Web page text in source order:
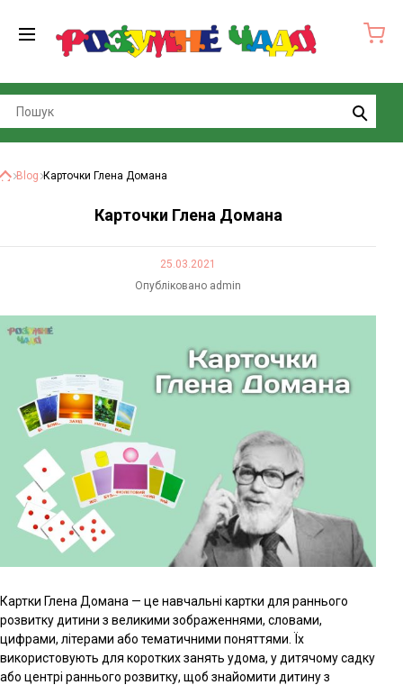
Головна
Blog Карточки Глена Домана
Карточки Глена Домана
25.03.2021
Опубліковано admin
Картки Глена Домана — це навчальні картки для раннього
розвитку дитини з великими зображеннями, словами,
цифрами, літерами або тематичними поняттями. Їх
використовують для коротких занять удома, у дитячому садку
або центрі раннього розвитку, щоб знайомити дитину з